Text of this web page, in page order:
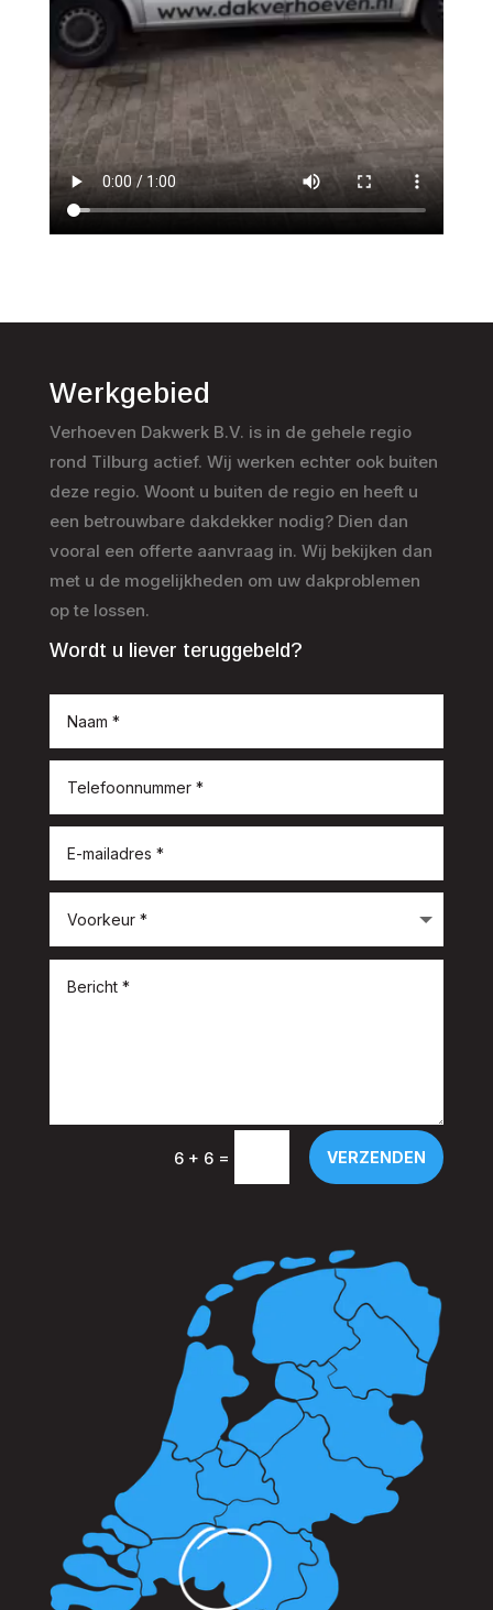
Werkgebied
Verhoeven Dakwerk B.V. is in de gehele regio
rond Tilburg actief. Wij werken echter ook buiten
deze regio. Woont u buiten de regio en heeft u
een betrouwbare dakdekker nodig? Dien dan
vooral een offerte aanvraag in. Wij bekijken dan
met u de mogelijkheden om uw dakproblemen
op te lossen.
Wordt u liever teruggebeld?
6 + 6 = VERZENDEN